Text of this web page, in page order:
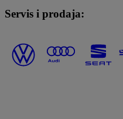
Servis i prodaja: